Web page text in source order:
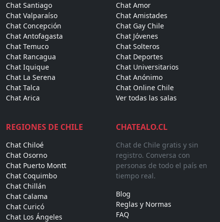
Chat Santiago
Chat Valparaíso
Chat Concepción
Chat Antofagasta
Chat Temuco
Chat Rancagua
Chat Iquique
Chat La Serena
Chat Talca
Chat Arica
Chat Amor
Chat Amistades
Chat Gay Chile
Chat Jóvenes
Chat Solteros
Chat Deportes
Chat Universitarios
Chat Anónimo
Chat Online Chile
Ver todas las salas
REGIONES DE CHILE
Chat Chiloé
Chat Osorno
Chat Puerto Montt
Chat Coquimbo
Chat Chillán
Chat Calama
Chat Curicó
Chat Los Ángeles
CHATEALO.CL
Chat de Chile gratis y sin
registro. Conversa con
personas de todo el país en
tiempo real.
Blog
Reglas y Normas
FAQ